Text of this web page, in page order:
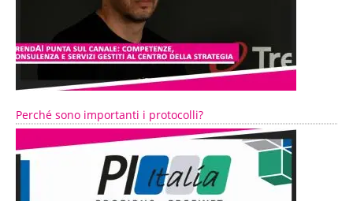
Perché sono importanti i protocolli?